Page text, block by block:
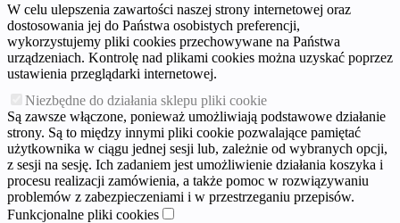
W celu ulepszenia zawartości naszej strony internetowej oraz
dostosowania jej do Państwa osobistych preferencji,
wykorzystujemy pliki cookies przechowywane na Państwa
urządzeniach. Kontrolę nad plikami cookies można uzyskać poprzez
ustawienia przeglądarki internetowej.
Niezbędne do działania sklepu pliki cookie
Są zawsze włączone, ponieważ umożliwiają podstawowe działanie
strony. Są to między innymi pliki cookie pozwalające pamiętać
użytkownika w ciągu jednej sesji lub, zależnie od wybranych opcji,
z sesji na sesję. Ich zadaniem jest umożliwienie działania koszyka i
procesu realizacji zamówienia, a także pomoc w rozwiązywaniu
problemów z zabezpieczeniami i w przestrzeganiu przepisów.
Funkcjonalne pliki cookies